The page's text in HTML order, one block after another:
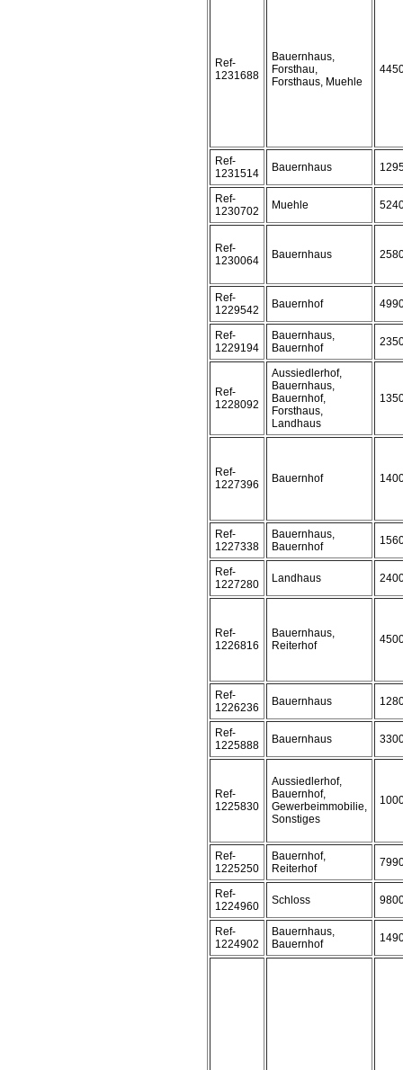
Ref-
1231688
Bauernhaus,
Forsthau,
Forsthaus, Muehle
Ref-
1231514
Bauernhaus
Ref-
1230702
Muehle
Ref-
1230064
Bauernhaus
Ref-
1229542
Bauernhof
Ref-
1229194
Bauernhaus,
Bauernhof
Ref-
1228092
Aussiedlerhof,
Bauernhaus,
Bauernhof,
Forsthaus,
Landhaus
Ref-
1227396
Bauernhof
Ref-
1227338
Bauernhaus,
Bauernhof
Ref-
1227280
Landhaus
Ref-
1226816
Bauernhaus,
Reiterhof
Ref-
1226236
Bauernhaus
Ref-
1225888
Bauernhaus
Ref-
1225830
Aussiedlerhof,
Bauernhof,
Gewerbeimmobilie,
Sonstiges
Ref-
1225250
Bauernhof,
Reiterhof
Ref-
1224960
Schloss
Ref-
1224902
Bauernhaus,
Bauernhof